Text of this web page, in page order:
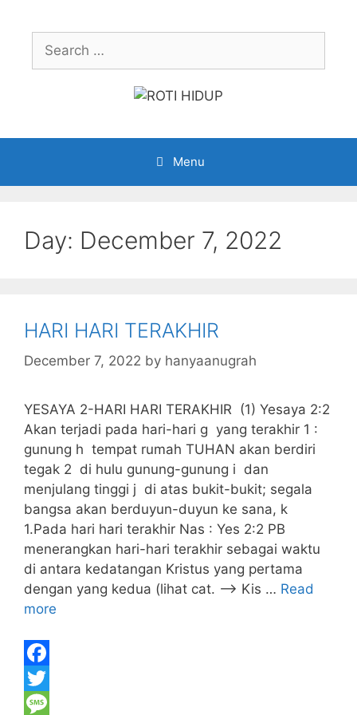
contentSearch
for:
Menu
Day: December 7, 2022
HARI HARI TERAKHIR
December 7, 2022 by hanyaanugrah
YESAYA 2-HARI HARI TERAKHIR (1) Yesaya 2:2
Akan terjadi pada hari-hari g yang terakhir 1 :
gunung h tempat rumah TUHAN akan berdiri
tegak 2 di hulu gunung-gunung i dan
menjulang tinggi j di atas bukit-bukit; segala
bangsa akan berduyun-duyun ke sana, k
1.Pada hari hari terakhir Nas : Yes 2:2 PB
menerangkan hari-hari terakhir sebagai waktu
di antara kedatangan Kristus yang pertama
dengan yang kedua (lihat cat. –> Kis … Read
more
F
a
T